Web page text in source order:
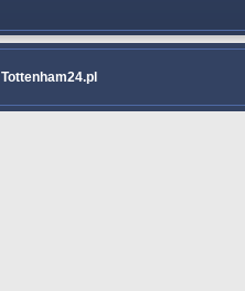
Tottenham24.pl